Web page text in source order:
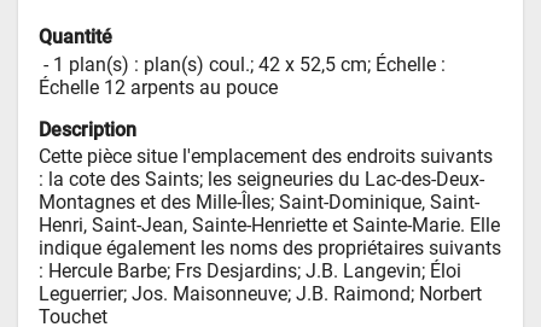
Quantité
- 1 plan(s) : plan(s) coul.; 42 x 52,5 cm; Échelle :
Échelle 12 arpents au pouce
Description
Cette pièce situe l'emplacement des endroits suivants
: la cote des Saints; les seigneuries du Lac-des-Deux-
Montagnes et des Mille-Îles; Saint-Dominique, Saint-
Henri, Saint-Jean, Sainte-Henriette et Sainte-Marie. Elle
indique également les noms des propriétaires suivants
: Hercule Barbe; Frs Desjardins; J.B. Langevin; Éloi
Leguerrier; Jos. Maisonneuve; J.B. Raimond; Norbert
Touchet